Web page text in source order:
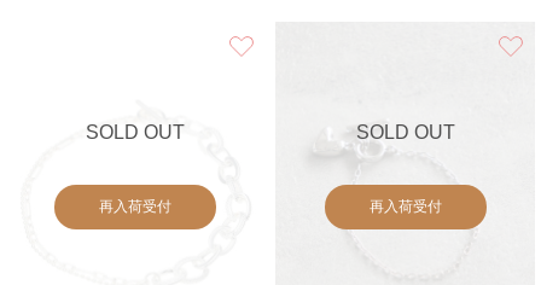
SOLD OUT
再入荷受付
SOLD OUT
再入荷受付